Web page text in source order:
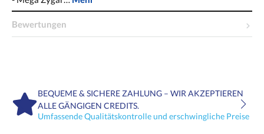
Bewertungen
BEQUEME & SICHERE ZAHLUNG – WIR AKZEPTIEREN
ALLE GÄNGIGEN CREDITS.
Umfassende Qualitätskontrolle und erschwingliche Preise